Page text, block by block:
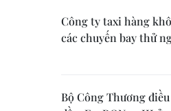
Công ty taxi hàng
các chuyến bay thử
Bộ Công Thương